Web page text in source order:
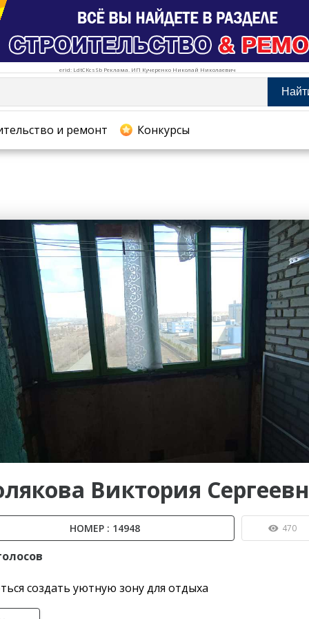
erid: LdtCKcsSb Реклама. ИП Кучеренко Николай Николаевич
и ремонт Конкурсы
до...
Виктория
НОМЕР : 14948 470
создать уютную зону для отдыха